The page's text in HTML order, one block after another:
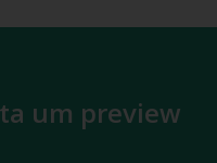
um preview